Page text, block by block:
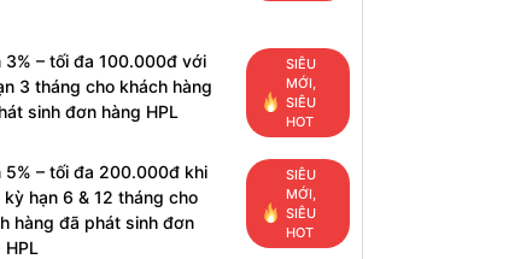
3% – tối đa 100.000đ với
3 tháng cho khách hàng
sinh đơn hàng HPL
SIÊU
MỚI,
SIÊU
HOT
5% – tối đa 200.000đ khi
kỳ hạn 6 & 12 tháng cho
hàng đã phát sinh đơn
HPL
SIÊU
MỚI,
SIÊU
HOT